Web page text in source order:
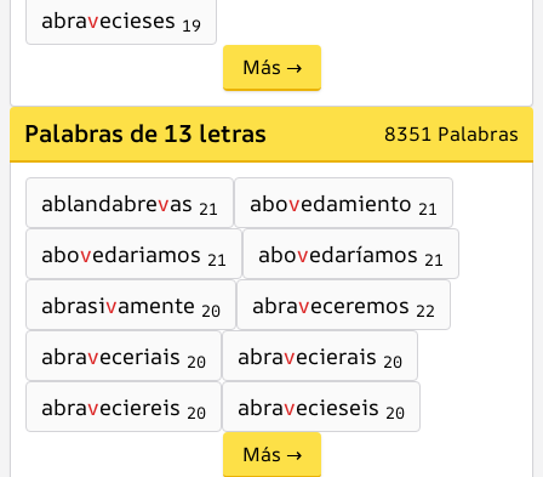
abravecieses 19
Más →
Palabras de 13 letras 8351 Palabras
ablandabrevas 21 abovedamiento 21
abovedariamos 21 abovedaríamos 21
abrasivamente 20 abraveceremos 22
abraveceriais 20 abravecierais 20
abraveciereis 20 abravecieseis 20
Más →